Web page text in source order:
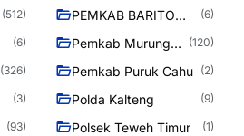
(512)
PEMKAB BARITO
(6)
(6)
Pemkab Murung
(120)
(326) Pemkab Puruk Cahu (2)
(3) Polda Kalteng (9)
(93) Polsek Teweh Timur (1)